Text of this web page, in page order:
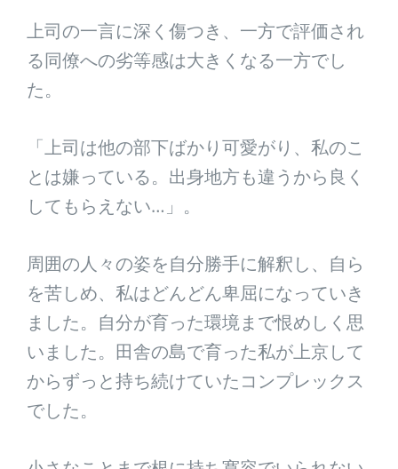
上司の一言に深く傷つき、一方で評価され
る同僚への劣等感は大きくなる一方でし
た。
「上司は他の部下ばかり可愛がり、私のこ
とは嫌っている。出身地方も違うから良く
してもらえない…」。
周囲の人々の姿を自分勝手に解釈し、自ら
を苦しめ、私はどんどん卑屈になっていき
ました。自分が育った環境まで恨めしく思
いました。田舎の島で育った私が上京して
からずっと持ち続けていたコンプレックス
でした。